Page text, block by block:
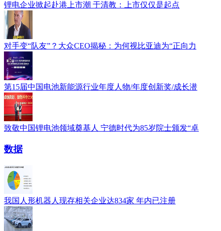
锂电企业掀起赴港上市潮 于清教：上市仅仅是起点
对手变“队友”？大众CEO揭秘：为何视比亚迪为“正向力
第15届中国电池新能源行业年度人物/年度创新奖/成长潜
致敬中国锂电池领域奠基人 宁德时代为85岁院士颁发“卓
数据
我国人形机器人现存相关企业达834家 年内已注册